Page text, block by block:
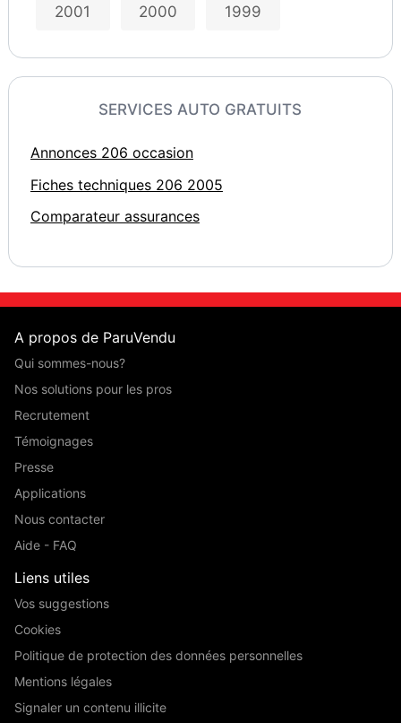
2001 2000 1999
SERVICES AUTO GRATUITS
Annonces 206 occasion
Fiches techniques 206 2005
Comparateur assurances
A propos de ParuVendu
Qui sommes-nous?
Nos solutions pour les pros
Recrutement
Témoignages
Presse
Applications
Nous contacter
Aide - FAQ
Liens utiles
Vos suggestions
Cookies
Politique de protection des données personnelles
Mentions légales
Signaler un contenu illicite